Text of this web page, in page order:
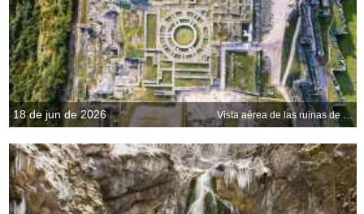
18 de jun de 2026 Vista aérea de las ruinas de Sacsayhuamán, Cuzco, Perú